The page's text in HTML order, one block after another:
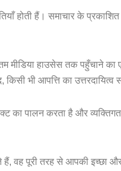
होती हैं। समाचार के प्रकाशित
हाउसेस तक पहुँचाने का
भी आपत्ति का उत्तरदायित्व
का पालन करता है और
वह पूरी तरह से आपकी इच्छा और